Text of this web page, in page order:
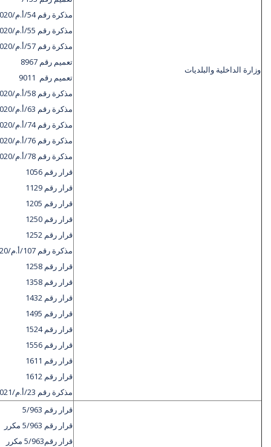
وزارة الداخلية والبلديات
مذكرة رقم 54/أ.م/2020
مذكرة رقم 55/أ.م/2020
مذكرة رقم 57/أ.م/2020
تعميم رقم 8967
تعميم رقم 9011
مذكرة رقم 58/أ.م/2020
مذكرة رقم 63/أ.م/2020
مذكرة رقم 74/أ.م/2020
مذكرة رقم 76/أ.م/2020
مذكرة رقم 78/أ.م/2020
قرار رقم 1056
قرار رقم 1129
قرار رقم 1205
قرار رقم 1250
قرار رقم 1252
مذكرة رقم 107/أ.م/2020
قرار رقم 1258
قرار رقم 1358
قرار رقم 1432
قرار رقم 1495
قرار رقم 1524
قرار رقم 1556
قرار رقم 1611
قرار رقم 1612
مذكرة رقم 23/أ.م/2021
قرار رقم 5/963
قرار رقم 5/963 مكرر
قرار رقم5/963 مكرر